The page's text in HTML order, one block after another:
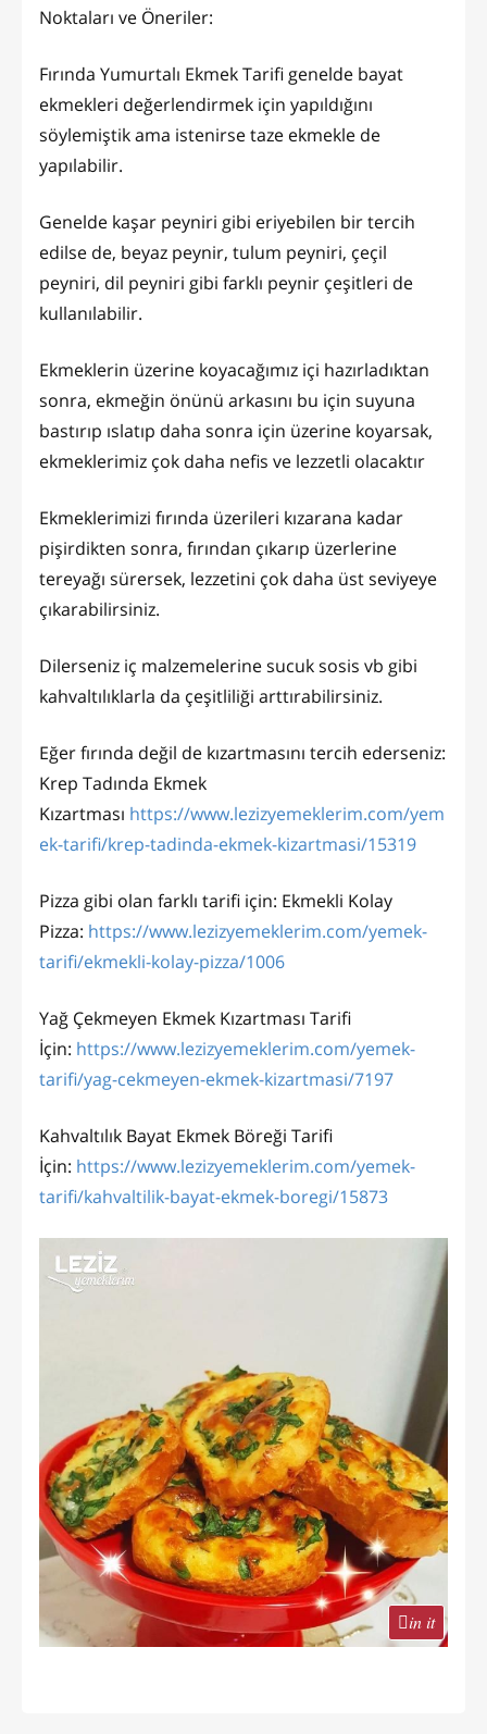
Noktaları ve Öneriler:
Fırında Yumurtalı Ekmek Tarifi genelde bayat
ekmekleri değerlendirmek için yapıldığını
söylemiştik ama istenirse taze ekmekle de
yapılabilir.
Genelde kaşar peyniri gibi eriyebilen bir tercih
edilse de, beyaz peynir, tulum peyniri, çeçil
peyniri, dil peyniri gibi farklı peynir çeşitleri de
kullanılabilir.
Ekmeklerin üzerine koyacağımız içi hazırladıktan
sonra, ekmeğin önünü arkasını bu için suyuna
bastırıp ıslatıp daha sonra için üzerine koyarsak,
ekmeklerimiz çok daha nefis ve lezzetli olacaktır
Ekmeklerimizi fırında üzerileri kızarana kadar
pişirdikten sonra, fırından çıkarıp üzerlerine
tereyağı sürersek, lezzetini çok daha üst seviyeye
çıkarabilirsiniz.
Dilerseniz iç malzemelerine sucuk sosis vb gibi
kahvaltılıklarla da çeşitliliği arttırabilirsiniz.
Eğer fırında değil de kızartmasını tercih ederseniz:
Krep Tadında Ekmek
Kızartması https://www.lezizyemeklerim.com/yem
ek-tarifi/krep-tadinda-ekmek-kizartmasi/15319
Pizza gibi olan farklı tarifi için: Ekmekli Kolay
Pizza: https://www.lezizyemeklerim.com/yemek-
tarifi/ekmekli-kolay-pizza/1006
Yağ Çekmeyen Ekmek Kızartması Tarifi
İçin: https://www.lezizyemeklerim.com/yemek-
tarifi/yag-cekmeyen-ekmek-kizartmasi/7197
Kahvaltılık Bayat Ekmek Böreği Tarifi
İçin: https://www.lezizyemeklerim.com/yemek-
tarifi/kahvaltilik-bayat-ekmek-boregi/15873
in it